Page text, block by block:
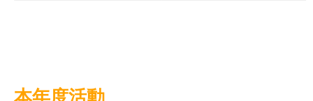
本年度活動